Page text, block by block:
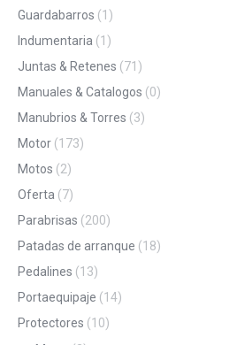
Guardabarros (1)
Indumentaria (1)
Juntas & Retenes (71)
Manuales & Catalogos (0)
Manubrios & Torres (3)
Motor (173)
Motos (2)
Oferta (7)
Parabrisas (200)
Patadas de arranque (18)
Pedalines (13)
Portaequipaje (14)
Protectores (10)